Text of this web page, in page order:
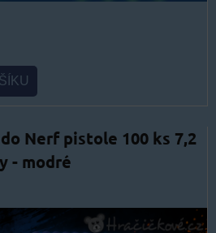
Nerf pistole 100 ks 7,2
- modré